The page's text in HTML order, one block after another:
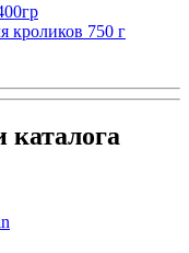
кроликов 750 г
каталога